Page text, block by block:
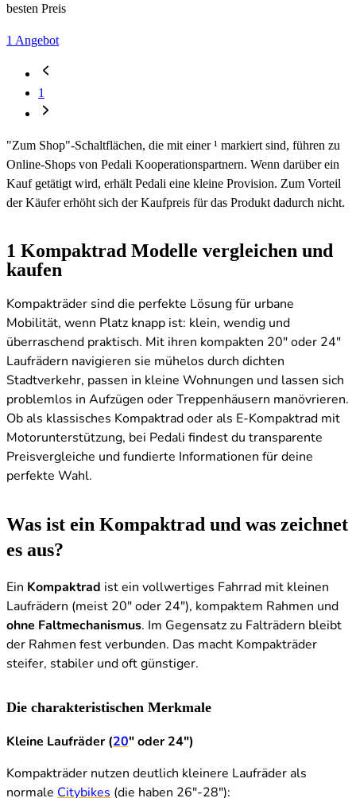
besten Preis
1 Angebot
1
"Zum Shop"-Schaltflächen, die mit einer ¹ markiert sind, führen zu
Online-Shops von Pedali Kooperationspartnern. Wenn darüber ein
Kauf getätigt wird, erhält Pedali eine kleine Provision. Zum Vorteil
der Käufer erhöht sich der Kaufpreis für das Produkt dadurch nicht.
1 Kompaktrad Modelle vergleichen und
kaufen
Kompakträder sind die perfekte Lösung für urbane
Mobilität, wenn Platz knapp ist: klein, wendig und
überraschend praktisch. Mit ihren kompakten 20" oder 24"
Laufrädern navigieren sie mühelos durch dichten
Stadtverkehr, passen in kleine Wohnungen und lassen sich
problemlos in Aufzügen oder Treppenhäusern manövrieren.
Ob als klassisches Kompaktrad oder als E-Kompaktrad mit
Motorunterstützung, bei Pedali findest du transparente
Preisvergleiche und fundierte Informationen für deine
perfekte Wahl.
Was ist ein Kompaktrad und was zeichnet
es aus?
Ein Kompaktrad ist ein vollwertiges Fahrrad mit kleinen
Laufrädern (meist 20" oder 24"), kompaktem Rahmen und
ohne Faltmechanismus. Im Gegensatz zu Falträdern bleibt
der Rahmen fest verbunden. Das macht Kompakträder
steifer, stabiler und oft günstiger.
Die charakteristischen Merkmale
Kleine Laufräder (20" oder 24")
Kompakträder nutzen deutlich kleinere Laufräder als
normale Citybikes (die haben 26"-28"):